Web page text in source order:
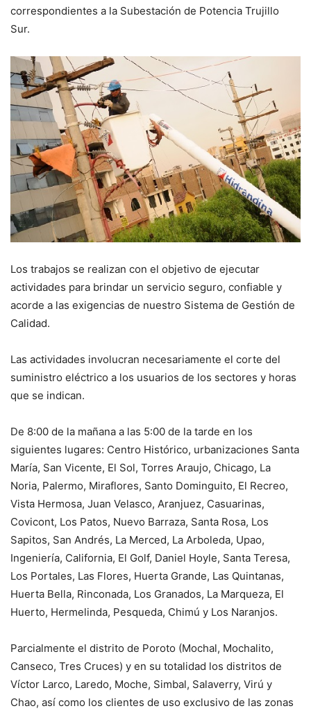
correspondientes a la Subestación de Potencia Trujillo
Sur.
Los trabajos se realizan con el objetivo de ejecutar
actividades para brindar un servicio seguro, confiable y
acorde a las exigencias de nuestro Sistema de Gestión de
Calidad.
Las actividades involucran necesariamente el corte del
suministro eléctrico a los usuarios de los sectores y horas
que se indican.
De 8:00 de la mañana a las 5:00 de la tarde en los
siguientes lugares: Centro Histórico, urbanizaciones Santa
María, San Vicente, El Sol, Torres Araujo, Chicago, La
Noria, Palermo, Miraflores, Santo Dominguito, El Recreo,
Vista Hermosa, Juan Velasco, Aranjuez, Casuarinas,
Covicont, Los Patos, Nuevo Barraza, Santa Rosa, Los
Sapitos, San Andrés, La Merced, La Arboleda, Upao,
Ingeniería, California, El Golf, Daniel Hoyle, Santa Teresa,
Los Portales, Las Flores, Huerta Grande, Las Quintanas,
Huerta Bella, Rinconada, Los Granados, La Marqueza, El
Huerto, Hermelinda, Pesqueda, Chimú y Los Naranjos.
Parcialmente el distrito de Poroto (Mochal, Mochalito,
Canseco, Tres Cruces) y en su totalidad los distritos de
Víctor Larco, Laredo, Moche, Simbal, Salaverry, Virú y
Chao, así como los clientes de uso exclusivo de las zonas